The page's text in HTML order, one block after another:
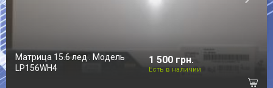
Матрица 15.6 лед . Модель
LP156WH4
1 500 грн.
Есть в наличии